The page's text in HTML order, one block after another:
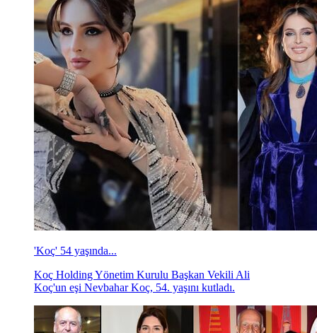
'Koç' 54 yaşında...
Koç Holding Yönetim Kurulu Başkan Vekili Ali
Koç'un eşi Nevbahar Koç, 54. yaşını kutladı.